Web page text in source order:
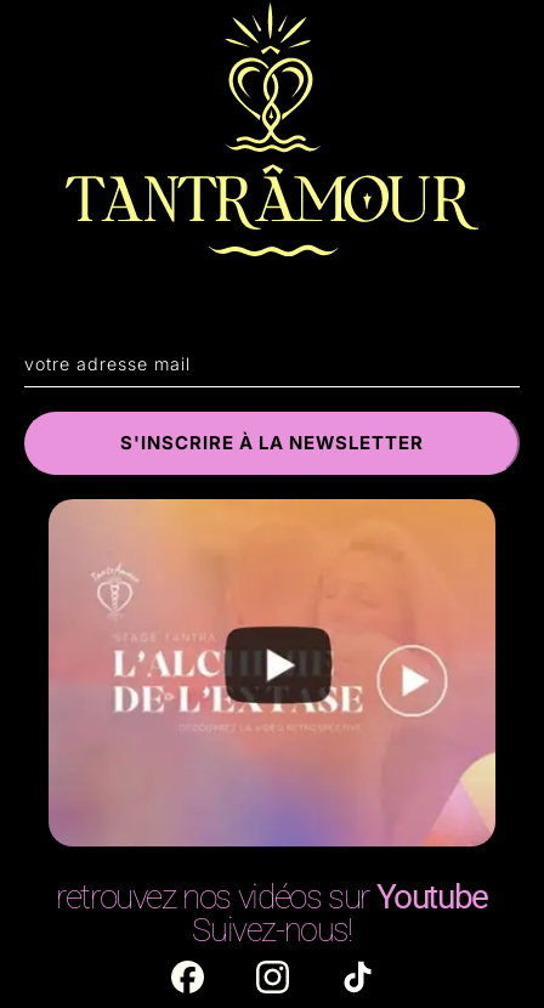
retrouvez nos vidéos surYoutube
Suivez-nous!